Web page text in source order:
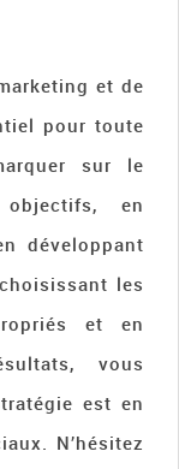
et de
pour toute
sur le
en
développant
les
et en
vous
est en
N’hésitez